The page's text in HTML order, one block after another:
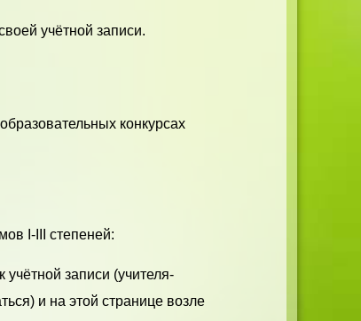
учётной записи.
конкурсах
I-III степеней:
записи (учителя-
и на этой странице возле